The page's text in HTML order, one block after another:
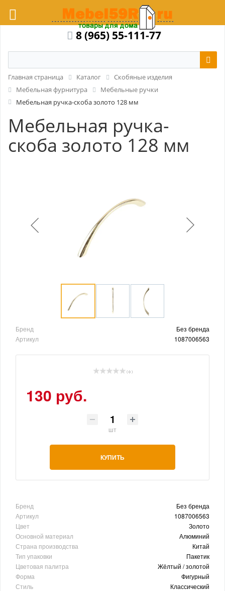
8 (965) 55-111-77
Главная страница Каталог
Скобяные изделия
Мебельная фурнитура
Мебельные ручки
Мебельная ручка-скоба золото 128 мм
Мебельная ручка-
скоба золото 128 мм
Бренд
Без бренда
Артикул
1087006563
( 0 )
130 руб.
шт
КУПИТЬ
Бренд
Без бренда
Артикул
1087006563
Цвет
Золото
Основной материал
Алюминий
Страна производства
Китай
Тип упаковки
Пакетик
Цветовая палитра
Жёлтый / золотой
Форма
Фигурный
Стиль
Классический